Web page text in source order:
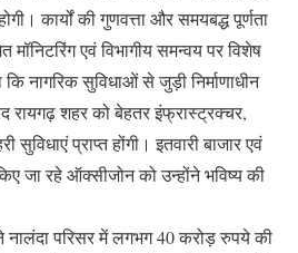
कार्यों की गुणवत्ता और समयबद्ध पूर्णता
एवं विभागीय समन्वय पर विशेष
नागरिक सुविधाओं से जुड़ी निर्माणाधीन
रायगढ़ शहर को बेहतर इंफ्रास्ट्रक्चर,
सुविधाएं प्राप्त होंगी। इतवारी बाजार एवं
जा रहे ऑक्सीजोन को उन्होंने भविष्य की
ने नालंदा परिसर में लगभग 40 करोड़ रुपये की